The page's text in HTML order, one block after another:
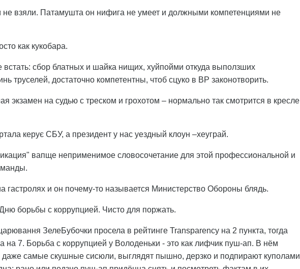
не взяли. Патамушта он нифига не умеет и должными компетенциями не
как кукобара.
встать: сбор блатных и шайка нищих, хуйпойми откуда выползших
труселей, достаточно компетентны, чтоб сцуко в ВР законотворить.
экзамен на судью с треском и грохотом – нормально так смотрится в кресле
керує СБУ, а президент у нас уездный клоун –хеуграй.
вапще неприменимое словосочетание для этой профессиональной и
гастролях и он почему-то называется Министерство Обороны блядь.
борьбы с коррупцией. Чисто для поржать.
ЗелеБубочки просела в рейтинге Transparency на 2 пункта, тогда
на 7. Борьба с коррупцией у Володеньки - это как лифчик пуш-ап. В нём
самые скушные сисюли, выглядят пышно, дерзко и подпирают куполами